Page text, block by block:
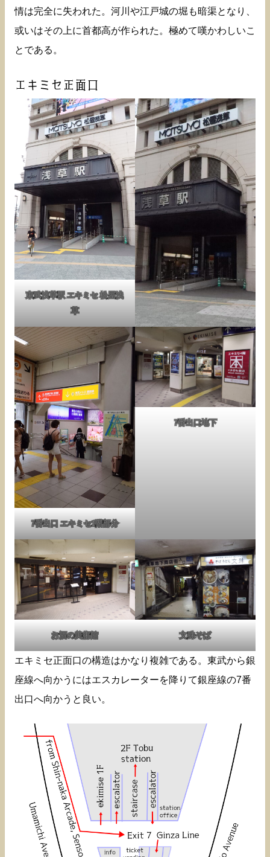
情は完全に失われた。河川や江戸城の堀も暗渠となり、
或いはその上に首都高が作られた。極めて嘆かわしいこ
とである。
エキミセ正面口
東武浅草駅 エキミセ 松屋浅
草
7番出口 エキミセ1階部分
7番出口地下
お酒の美術館 文殊そば
エキミセ正面口の構造はかなり複雑である。東武から銀
座線へ向かうにはエスカレーターを降りて銀座線の7番
出口へ向かうと良い。